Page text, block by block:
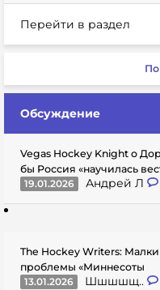
Перейти в раздел
Обсуждение
Vegas Hockey Knight о
бы Россия «научилась
19.01.2026
Андрей Л
The Hockey Writers:
проблемы «Миннесоты
13.01.2026
Шшшшщ..